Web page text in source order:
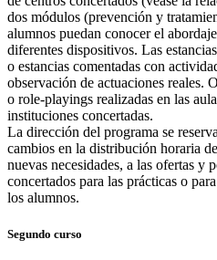
dos módulos (prevención y
alumnos puedan conocer el
diferentes dispositivos. Las
o estancias comentadas con
observación de actuaciones reales.
o role-playings realizadas en las
instituciones concertadas.
La dirección del programa se
cambios en la distribución horaria
nuevas necesidades, a las ofertas y
concertados para las prácticas o
los alumnos.
Segundo curso